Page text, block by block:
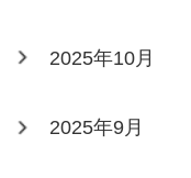
2025年10月
2025年9月